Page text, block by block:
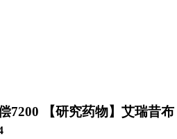
7200 【研究药物】艾瑞昔布